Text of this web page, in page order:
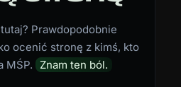
Prawdopodobnie
ocenić stronę z kimś, kto
MŚP.
Znam ten ból.